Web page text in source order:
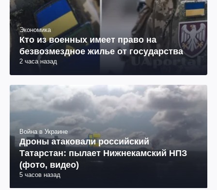
Экономика
Кто из военных имеет право на
безвозмездное жилье от государства
2 часа назад
Война в Украине
Дроны атаковали российский
Татарстан: пылает Нижнекамский НПЗ
(фото, видео)
5 часов назад